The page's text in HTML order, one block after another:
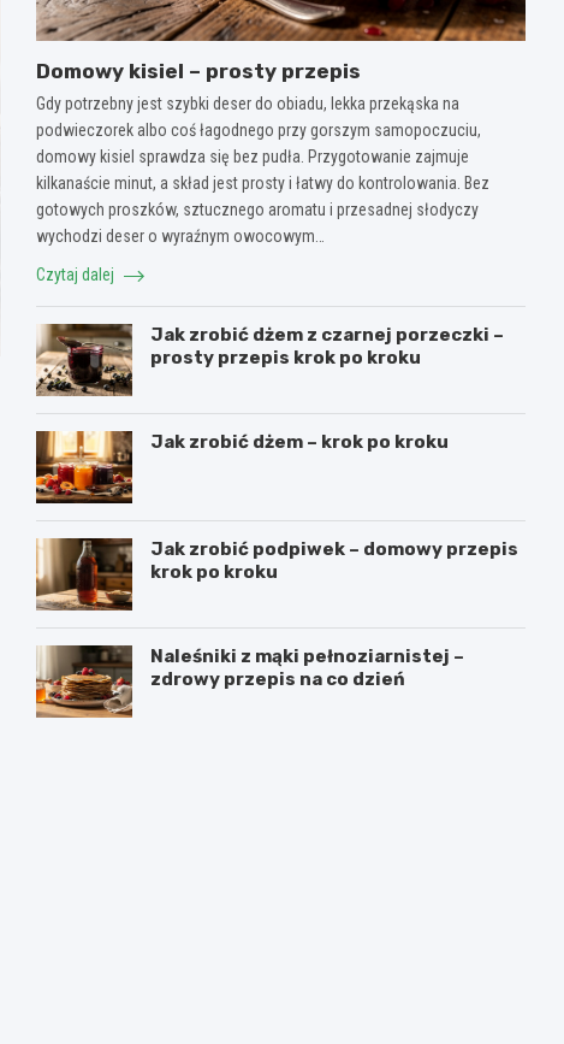
Domowy kisiel – prosty przepis
Gdy potrzebny jest szybki deser do obiadu, lekka przekąska na
podwieczorek albo coś łagodnego przy gorszym samopoczuciu,
domowy kisiel sprawdza się bez pudła. Przygotowanie zajmuje
kilkanaście minut, a skład jest prosty i łatwy do kontrolowania. Bez
gotowych proszków, sztucznego aromatu i przesadnej słodyczy
wychodzi deser o wyraźnym owocowym…
Czytaj dalej
Jak zrobić dżem z czarnej porzeczki –
prosty przepis krok po kroku
Jak zrobić dżem – krok po kroku
Jak zrobić podpiwek – domowy przepis
krok po kroku
Naleśniki z mąki pełnoziarnistej –
zdrowy przepis na co dzień